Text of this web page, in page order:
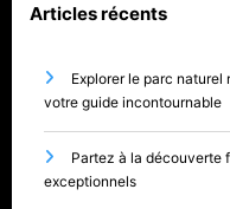
Articles récents
Explorer le parc
votre guide incontournable
Partez à la découverte
exceptionnels